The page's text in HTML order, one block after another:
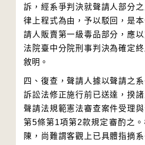
訴，經系爭判決就聲請人部分
律上程式為由，予以駁回，是
請人販賣第一級毒品部分，應
法院臺中分院刑事判決為確定
四、復查，聲請人據以聲請之
訴訟法修正施行前已送達，揆
聲請法規範憲法審查案件受理
第5條第1項第2款規定審酌之
陳，尚難謂客觀上已具體指摘